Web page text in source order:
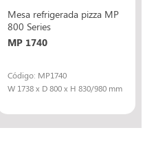
Mesa refrigerada pizza MP
800 Series
MP 1740
Código: MP1740
W 1738 x D 800 x H 830/980 mm